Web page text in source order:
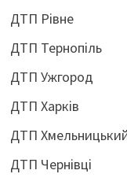
ДТП Рівне
ДТП Тернопіль
ДТП Ужгород
ДТП Харків
ДТП
ДТП Чернівці